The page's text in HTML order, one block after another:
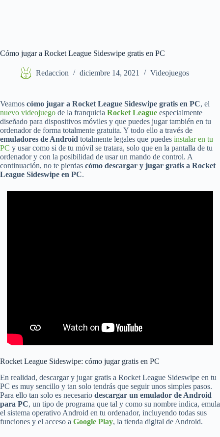
Cómo jugar a Rocket League Sideswipe gratis en PC
Redaccion diciembre 14, 2021 Videojuegos
Veamos cómo jugar a Rocket League Sideswipe gratis en PC, el
nuevo videojuego de la franquicia Rocket League especialmente
diseñado para dispositivos móviles y que puedes jugar también en tu
ordenador de forma totalmente gratuita. Y todo ello a través de
emuladores de Android totalmente legales que puedes instalar en tu
PC y usar como si de tu móvil se tratara, solo que en la pantalla de tu
ordenador y con la posibilidad de usar un mando de control. A
continuación, no te pierdas cómo descargar y jugar gratis a Rocket
League Sideswipe en PC.
Rocket League Sideswipe: cómo jugar gratis en PC
En realidad, descargar y jugar gratis a Rocket League Sideswipe en tu
PC es muy sencillo y tan solo tendrás que seguir unos simples pasos.
Para ello tan solo es necesario descargar un emulador de Android
para PC, un tipo de programa que tal y como su nombre indica, emula
el sistema operativo Android en tu ordenador, incluyendo todas sus
funciones y el acceso a Google Play, la tienda digital de Android.